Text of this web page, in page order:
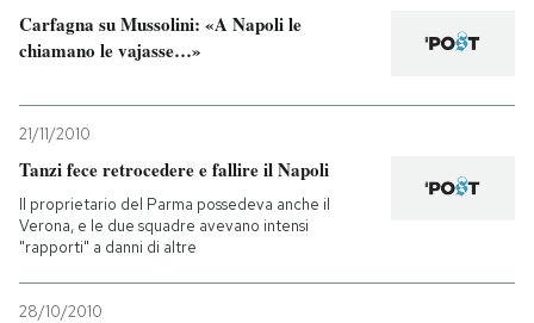
Carfagna su Mussolini: «A Napoli le
chiamano le vajasse…»
21/11/2010
Tanzi fece retrocedere e fallire il Napoli
Il proprietario del Parma possedeva anche il
Verona, e le due squadre avevano intensi
"rapporti" a danni di altre
28/10/2010